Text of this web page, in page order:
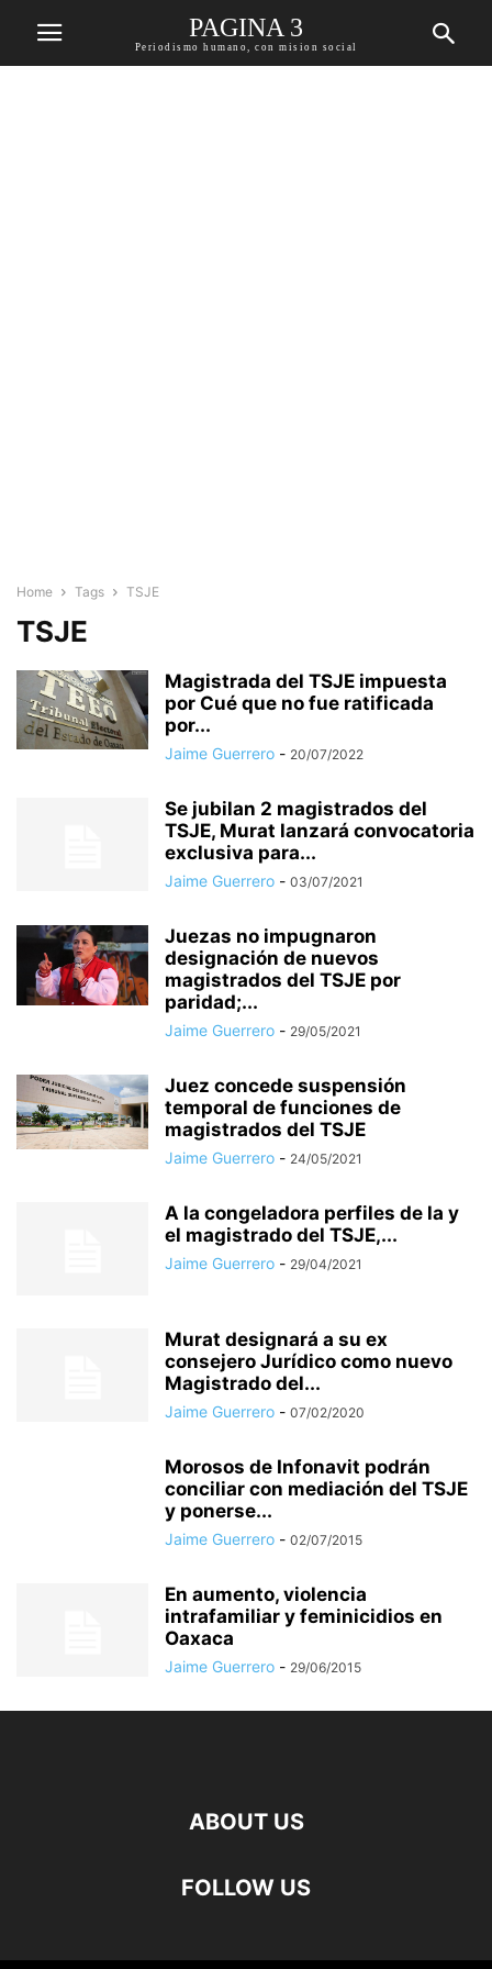
PAGINA 3
Periodismo humano, con mision social
Home Tags TSJE
TSJE
Magistrada del TSJE impuesta
por Cué que no fue ratificada
por...
Jaime Guerrero - 20/07/2022
Se jubilan 2 magistrados del
TSJE, Murat lanzará convocatoria
exclusiva para...
Jaime Guerrero - 03/07/2021
Juezas no impugnaron
designación de nuevos
magistrados del TSJE por
paridad;...
Jaime Guerrero - 29/05/2021
Juez concede suspensión
temporal de funciones de
magistrados del TSJE
Jaime Guerrero - 24/05/2021
A la congeladora perfiles de la y
el magistrado del TSJE,...
Jaime Guerrero - 29/04/2021
Murat designará a su ex
consejero Jurídico como nuevo
Magistrado del...
Jaime Guerrero - 07/02/2020
Morosos de Infonavit podrán
conciliar con mediación del TSJE
y ponerse...
Jaime Guerrero - 02/07/2015
En aumento, violencia
intrafamiliar y feminicidios en
Oaxaca
Jaime Guerrero - 29/06/2015
ABOUT US
FOLLOW US